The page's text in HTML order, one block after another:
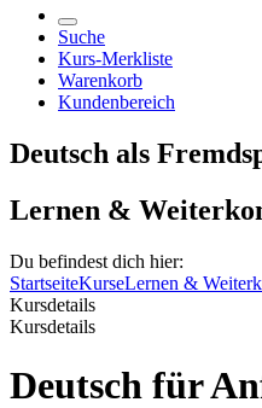
Suche
Kurs-Merkliste
Warenkorb
Kundenbereich
Deutsch als
Lernen &
Du befindest dich hier:
StartseiteKurseLernen &
Kursdetails
Kursdetails
Deutsch für